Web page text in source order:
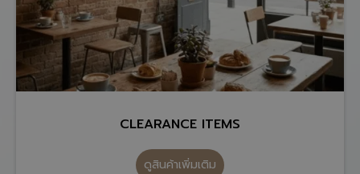
CLEARANCE ITEMS
ดูสินค้าเพิ่มเติม